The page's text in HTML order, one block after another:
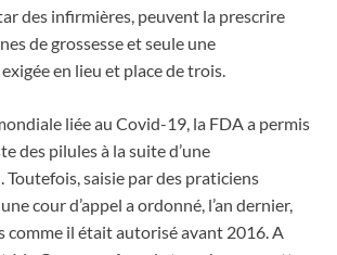
des infirmières, peuvent la prescrire
de grossesse et seule une
en lieu et place de trois.
liée au Covid-19, la FDA a permis
des pilules à la suite d’une
saisie par des praticiens
cour d’appel a ordonné, l’an dernier,
comme il était autorisé avant 2016. A